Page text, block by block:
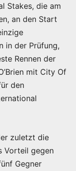
Stakes, die am
an den Start
in der Prüfung,
Rennen der
mit City Of
den
zuletzt die
Vorteil gegen
Gegner